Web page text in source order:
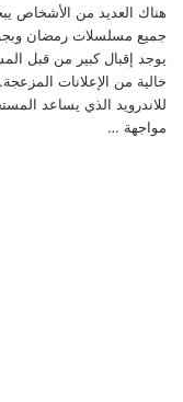
هناك العديد من الأشخاص
جميع مسلسلات رمضان
يوجد إقبال كبير من قبل
خالية من الإعلانات
للاندرويد الذي يساعد
مواجهة …